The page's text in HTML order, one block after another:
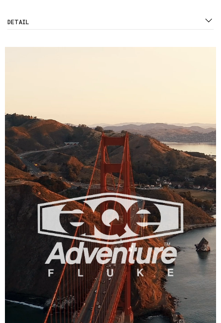
DETAIL